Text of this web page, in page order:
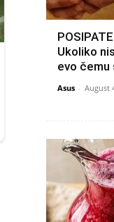
Ukoliko
evo čemu
Asus - August